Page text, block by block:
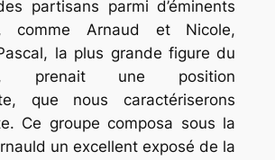
partisans parmi d’éminents
comme Arnaud et Nicole,
la plus grande figure du
prenait une position
que nous caractériserons
Ce groupe composa sous la
un excellent exposé de la